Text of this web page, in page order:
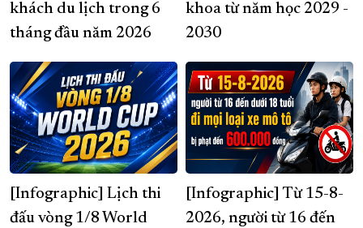
khách du lịch trong 6
tháng đầu năm 2026
khoa từ năm học 2029 -
2030
[Infographic] Lịch thi
đấu vòng 1/8 World
[Infographic] Từ 15-8-
2026, người từ 16 đến